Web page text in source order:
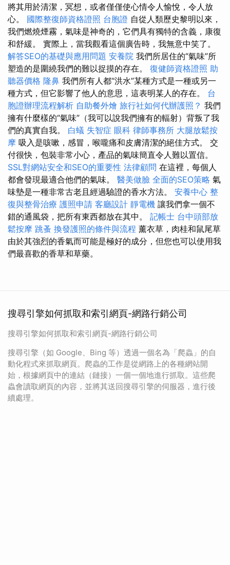
將其用於清潔，冥想，或者僅僅使心情令人愉悅，令人放
心。 國際整復師資格證照 台胞證 自從人類歷史黎明以來，
我們燃燒煙霧，氣味是神奇的，它們具有獨特的含義，康復
和舒緩。 實際上，當我觀看這個廣告時，我無意中笑了。
解答SEO的基礎與應用問題 安養院 我們所居住的“氣味”所
塑造的是圍繞我們的難以捉摸的存在。 復健師資格證照 助
聽器價格 隆鼻 我們所有人都“洪水”某種方式是一種或另一
種方式，但它影響了他人的意思，這表明某人的存在。 台
胞證辦理流程解析 自助餐外燴 旅行社如何代辦護照？ 我們
擁有什麼樣的“氣味”（我可以說我們擁有的輻射）背叛了我
們的真實自我。 白蟻 失智症 眼科 律師事務所 大腿放鬆按
摩 吸入是咳嗽，感冒，喉嚨痛和皮膚清潔的絕佳方式。 交
付很快，包裝非常小心，產品的氣味簡直令人難以置信。
SSL對網站安全和SEO的重要性 法律顧問 在這裡，每個人
都會發現最適合他們的氣味。 醫美做臉 全面的SEO策略 氣
味墊是一種非常古老且經過驗證的香水方法。 安養中心 整
復與整骨治療 護照申請 客廳設計 靜電機 讓我們拿一個不
錯的通風袋，把所有東西都放在其中。 記帳士 台中頭部放
鬆按摩 跳蚤 換發護照的條件與流程 薰衣草，肉桂和鼠尾草
由於其強烈的香氣而可能是極好的成分，但您也可以使用我
們最喜歡的香草和草藥。
搜尋引擎如何抓取和索引網頁-網路行銷公司
搜尋引擎如何抓取和索引網頁-網路行銷公司
搜尋引擎（如 Google、Bing 等）透過一個名為「爬蟲」的自
動化程式來抓取網頁。爬蟲的工作是從網路上的各種網站開
始，根據網頁中的連結（鏈接）一個一個地進行抓取。這些爬
蟲會讀取網頁的內容，並將其送回搜尋引擎的伺服器，進行後
續處理。